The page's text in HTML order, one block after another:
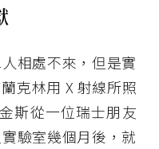
相處不來，但是實
克林用 X 射線所照
斯從一位瑞士朋友
驗室幾個月後，就